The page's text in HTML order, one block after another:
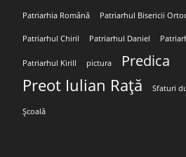
Patriarhia Română Patriarhul Bisericii
Patriarhul Chiril Patriarhul Daniel
Patriarhul Kirill pictura Predica
Preot Iulian Rață Sfaturi
Școală